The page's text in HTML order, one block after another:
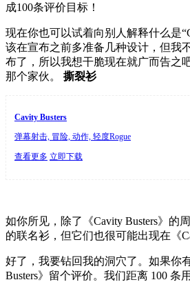
成100条评价目标！
现在你也可以试着向别人解释什么是
该在宣布之前多准备几种设计，但我
布了，所以我想干脆现在就广而告之
那个家伙。 撕裂衫
Cavity Busters
弹幕射击, 冒险, 动作, 轻度Rogue
查看更多 立即下载
如你所见，除了《Cavity Busters》的
的联名衫，但它们也很可能出现在《
好了，我要钻回我的洞穴了。如果你
Busters》留个评价。我们距离 100 条